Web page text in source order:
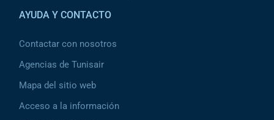
AYUDA Y CONTACTO
Contactar con nosotros
Agencias de Tunisair
Mapa del sitio web
Acceso a la información